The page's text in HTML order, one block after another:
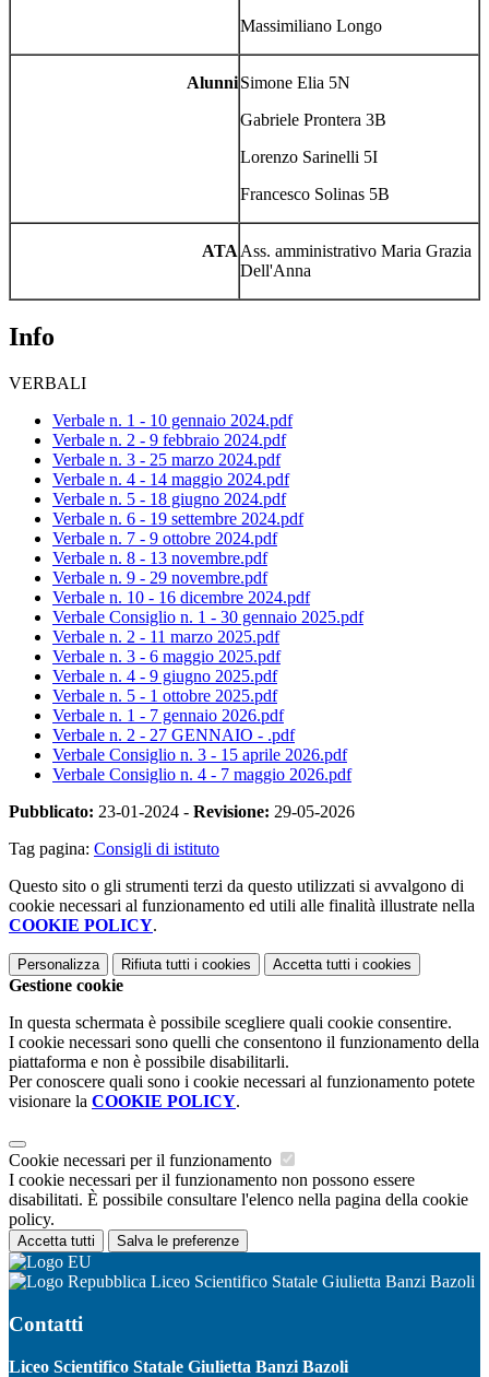
Massimiliano Longo
AlunniSimone Elia 5N
Gabriele Prontera 3B
Lorenzo Sarinelli 5I
Francesco Solinas 5B
ATAAss. amministrativo Maria Grazia
Dell'Anna
Info
VERBALI
Verbale n. 1 - 10 gennaio 2024.pdf
Verbale n. 2 - 9 febbraio 2024.pdf
Verbale n. 3 - 25 marzo 2024.pdf
Verbale n. 4 - 14 maggio 2024.pdf
Verbale n. 5 - 18 giugno 2024.pdf
Verbale n. 6 - 19 settembre 2024.pdf
Verbale n. 7 - 9 ottobre 2024.pdf
Verbale n. 8 - 13 novembre.pdf
Verbale n. 9 - 29 novembre.pdf
Verbale n. 10 - 16 dicembre 2024.pdf
Verbale Consiglio n. 1 - 30 gennaio 2025.pdf
Verbale n. 2 - 11 marzo 2025.pdf
Verbale n. 3 - 6 maggio 2025.pdf
Verbale n. 4 - 9 giugno 2025.pdf
Verbale n. 5 - 1 ottobre 2025.pdf
Verbale n. 1 - 7 gennaio 2026.pdf
Verbale n. 2 - 27 GENNAIO - .pdf
Verbale Consiglio n. 3 - 15 aprile 2026.pdf
Verbale Consiglio n. 4 - 7 maggio 2026.pdf
Pubblicato: 23-01-2024 - Revisione: 29-05-2026
Tag pagina: Consigli di istituto
Questo sito o gli strumenti terzi da questo utilizzati si avvalgono di
cookie necessari al funzionamento ed utili alle finalità illustrate nella
COOKIE POLICY.
Personalizza Rifiuta tutti i cookies Accetta tutti i cookies
Gestione cookie
In questa schermata è possibile scegliere quali cookie consentire.
I cookie necessari sono quelli che consentono il funzionamento della
piattaforma e non è possibile disabilitarli.
Per conoscere quali sono i cookie necessari al funzionamento potete
visionare la COOKIE POLICY.
Cookie necessari per il funzionamento
I cookie necessari per il funzionamento non possono essere
disabilitati. È possibile consultare l'elenco nella pagina della cookie
policy.
Accetta tutti Salva le preferenze
Liceo Scientifico Statale Giulietta Banzi Bazoli
Contatti
Liceo Scientifico Statale Giulietta Banzi Bazoli